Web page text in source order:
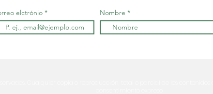
jurídicos
elctrónio Nombre